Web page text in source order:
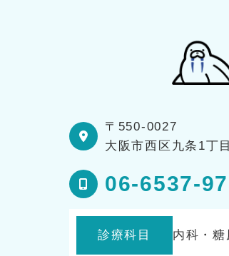
〒550-0027
大阪市西区九条1丁
06-6537-
診療科目 内科・